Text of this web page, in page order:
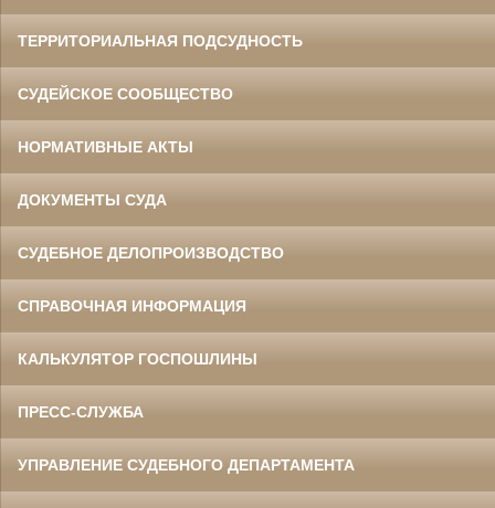
ТЕРРИТОРИАЛЬНАЯ ПОДСУДНОСТЬ
СУДЕЙСКОЕ СООБЩЕСТВО
НОРМАТИВНЫЕ АКТЫ
ДОКУМЕНТЫ СУДА
СУДЕБНОЕ ДЕЛОПРОИЗВОДСТВО
СПРАВОЧНАЯ ИНФОРМАЦИЯ
КАЛЬКУЛЯТОР ГОСПОШЛИНЫ
ПРЕСС-СЛУЖБА
УПРАВЛЕНИЕ СУДЕБНОГО ДЕПАРТАМЕНТА